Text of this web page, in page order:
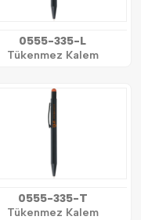
0555-335-L
Tükenmez Kalem
0555-335-T
Tükenmez Kalem